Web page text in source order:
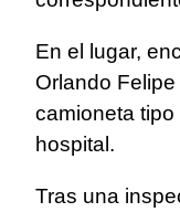
En el lugar,
Orlando Felipe
camioneta
hospital.
Tras una